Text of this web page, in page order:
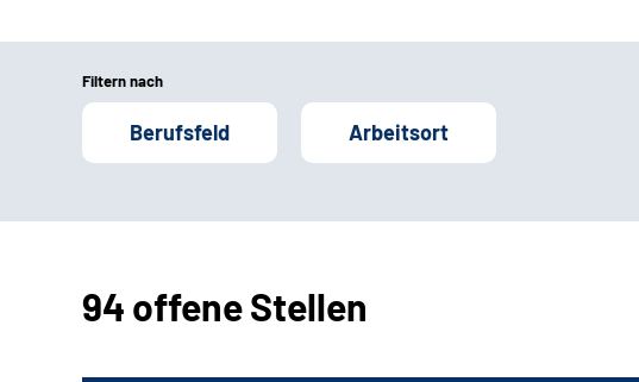
Filtern nach
Berufsfeld Arbeitsort
94 offene Stellen